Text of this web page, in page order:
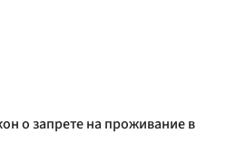
о запрете на проживание в